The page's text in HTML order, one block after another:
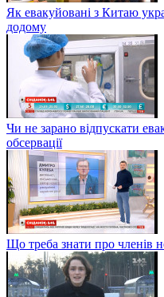
Як евакуйовані з Китаю
додому
Чи не зарано відпускати
обсервації
Що треба знати про членів